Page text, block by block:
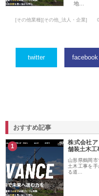
地…
[その他業種][その他_法人・企業]
twitter facebook
おすすめ記事
1
株式会社
舗装土木工
山形県鶴岡
土木工事を
る道…